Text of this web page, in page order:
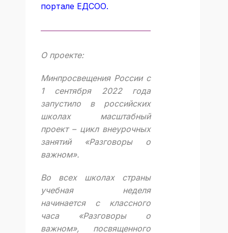
портале ЕДСОО.
О проекте:
Минпросвещения России с
1 сентября 2022 года
запустило в российских
школах масштабный
проект – цикл внеурочных
занятий «Разговоры о
важном».
Во всех школах страны
учебная неделя
начинается с классного
часа «Разговоры о
важном», посвященного